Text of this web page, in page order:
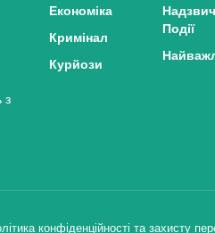
з
Економіка
Кримінал
Курйози
Події
конфіденційності та захисту